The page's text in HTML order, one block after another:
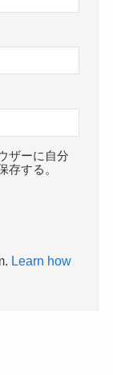
ザーに自分
存する。
Learn how